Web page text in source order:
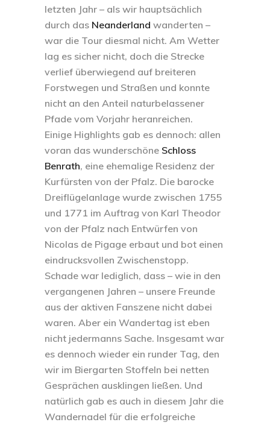
letzten Jahr – als wir hauptsächlich
durch das Neanderland wanderten –
war die Tour diesmal nicht. Am Wetter
lag es sicher nicht, doch die Strecke
verlief überwiegend auf breiteren
Forstwegen und Straßen und konnte
nicht an den Anteil naturbelassener
Pfade vom Vorjahr heranreichen.
Einige Highlights gab es dennoch: allen
voran das wunderschöne Schloss
Benrath, eine ehemalige Residenz der
Kurfürsten von der Pfalz. Die barocke
Dreiflügelanlage wurde zwischen 1755
und 1771 im Auftrag von Karl Theodor
von der Pfalz nach Entwürfen von
Nicolas de Pigage erbaut und bot einen
eindrucksvollen Zwischenstopp.
Schade war lediglich, dass – wie in den
vergangenen Jahren – unsere Freunde
aus der aktiven Fanszene nicht dabei
waren. Aber ein Wandertag ist eben
nicht jedermanns Sache. Insgesamt war
es dennoch wieder ein runder Tag, den
wir im Biergarten Stoffeln bei netten
Gesprächen ausklingen ließen. Und
natürlich gab es auch in diesem Jahr die
Wandernadel für die erfolgreiche